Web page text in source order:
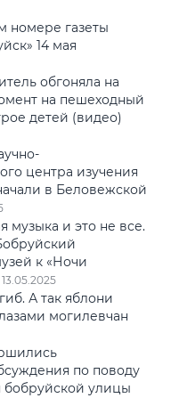
номере газеты
14 мая
обгоняла на
на пешеходный
детей (видео)
центра изучения
в Беловежской
музыка и это не все.
к «Ночи
13.05.2025
А так яблони
могилевчан
по поводу
улицы